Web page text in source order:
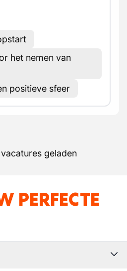
het nemen van
positieve sfeer
geladen
PERFECTE